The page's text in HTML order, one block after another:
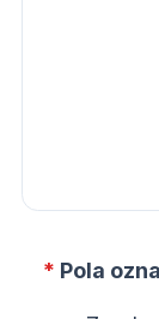
* Pola